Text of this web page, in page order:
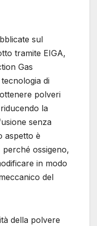
sul
tramite EIGA,
Gas
di
polveri
la
senza
aspetto è
ossigeno,
in modo
del
della polvere